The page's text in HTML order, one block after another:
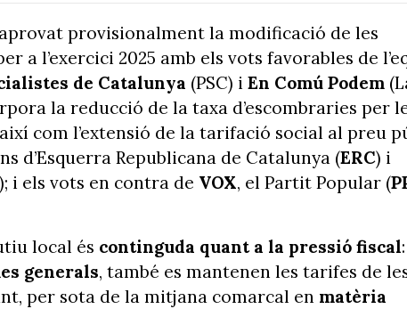
provisionalment la modificació de les
a l’exercici 2025 amb els vots favorables de
de Catalunya (PSC) i En Comú Podem
la reducció de la taxa d’escombraries per
com l’extensió de la tarifació social al preu
d’Esquerra Republicana de Catalunya (ERC) i
); i els vots en contra de VOX, el Partit Popular (
local és continguda quant a la pressió fiscal
generals, també es mantenen les tarifes de
per sota de la mitjana comarcal en matèria